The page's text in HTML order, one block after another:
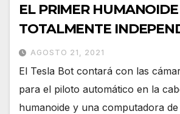
EL PRIMER
TOTALMENTE
AGOSTO 21, 2021
El Tesla Bot contará con las
para el piloto automático en la
humanoide y una computadora